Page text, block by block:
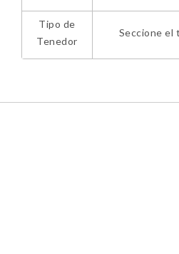
Tipo de
Tenedor
Seccione el